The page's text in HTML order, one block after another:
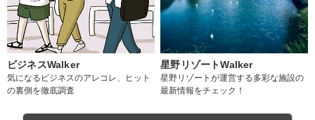
ビジネスWalker
気になるビジネスのアレコレ、ヒット
の裏側を徹底調査
星野リゾートWalker
星野リゾートが運営する多彩な施設の
最新情報をチェック！